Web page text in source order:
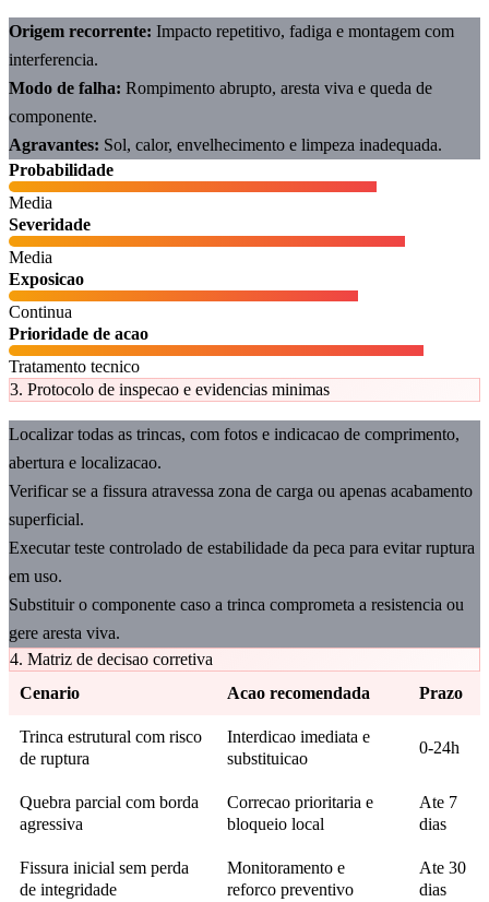
Origem recorrente: Impacto repetitivo, fadiga e montagem com
interferencia.
Modo de falha: Rompimento abrupto, aresta viva e queda de
componente.
Agravantes: Sol, calor, envelhecimento e limpeza inadequada.
Probabilidade
Media
Severidade
Media
Exposicao
Continua
Prioridade de acao
Tratamento tecnico
3. Protocolo de inspecao e evidencias minimas
Localizar todas as trincas, com fotos e indicacao de comprimento,
abertura e localizacao.
Verificar se a fissura atravessa zona de carga ou apenas acabamento
superficial.
Executar teste controlado de estabilidade da peca para evitar ruptura
em uso.
Substituir o componente caso a trinca comprometa a resistencia ou
gere aresta viva.
4. Matriz de decisao corretiva
Cenario
Acao recomendada Prazo
Trinca estrutural com risco
de ruptura
Interdicao imediata e
substituicao
0-24h
Quebra parcial com borda
agressiva
Correcao prioritaria e
bloqueio local
Ate 7
dias
Fissura inicial sem perda
de integridade
Monitoramento e
reforco preventivo
Ate 30
dias